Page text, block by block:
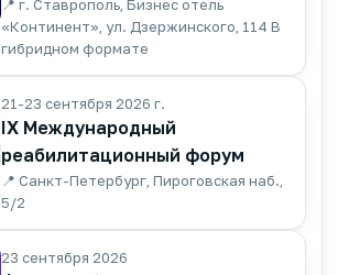
📍 г. Ставрополь, Бизнес отель
«Континент», ул. Дзержинского, 114 В
гибридном формате
21-23 сентября 2026 г.
IX Международный
реабилитационный форум
📍 Санкт-Петербург, Пироговская наб.,
5/2
23 сентября 2026